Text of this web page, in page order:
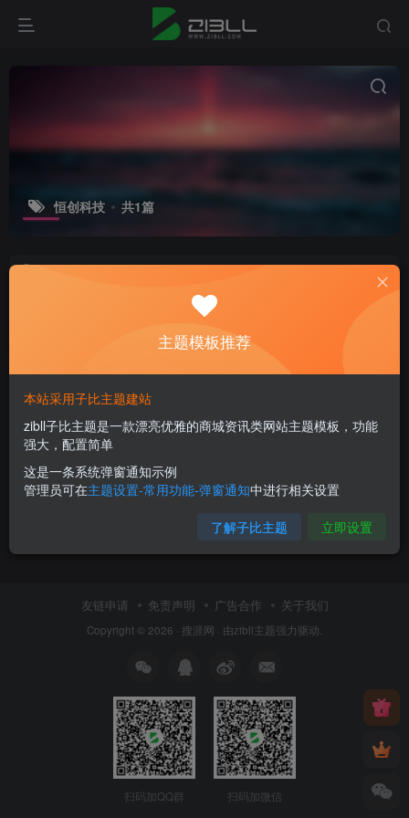
恒创科技 共1篇
【恒创科技】11.11海外爆品底价_海外
云服务器低至2.8折
主机测评
3年前
友链申请 免责声明 广告合作 关于我们
Copyright © 2026 · 搜涯网 · 由zibll主题强力驱动.
扫码加QQ群 扫码加微信
主题模板推荐
本站采用子比主题建站
zibll子比主题是一款漂亮优雅的商城资讯类网站主题模板，功能
强大，配置简单
这是一条系统弹窗通知示例
管理员可在主题设置-常用功能-弹窗通知中进行相关设置
了解子比主题 立即设置